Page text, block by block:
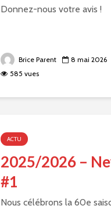
Donnez-nous votre avis !
Brice Parent 8 mai 2026
585 vues
ACTU
2025/2026 –
#1
Nous célébrons la 60e